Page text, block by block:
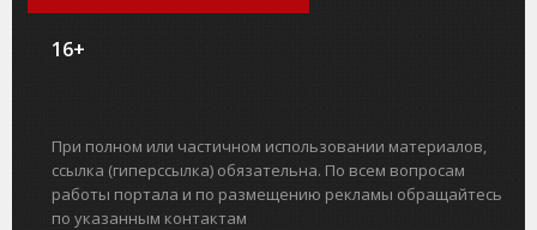
16+
При полном или частичном использовании материалов,
ссылка (гиперссылка) обязательна. По всем вопросам
работы портала и по размещению рекламы обращайтесь
по указанным контактам